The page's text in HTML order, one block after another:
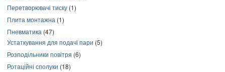
Перетворювачі тиску (1)
Плита монтажна (1)
Пневматика (47)
Устаткування для подачі пари (5)
Розподільники повітря (6)
Ротаційні сполуки (18)